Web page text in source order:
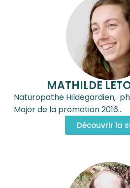
MATHILDE
Naturopathe Hildegardien,
Major de la promotion 2016…
Découvrir la